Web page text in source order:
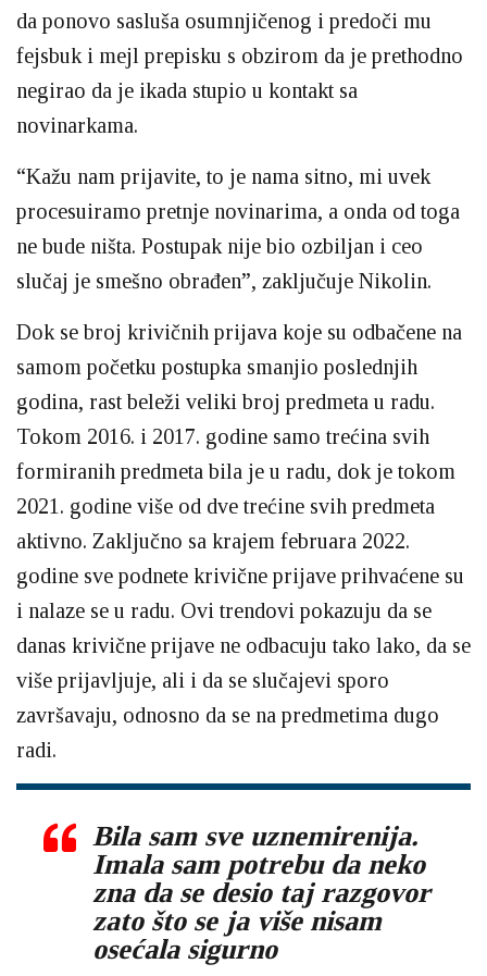
da ponovo sasluša osumnjičenog i predoči mu
fejsbuk i mejl prepisku s obzirom da je prethodno
negirao da je ikada stupio u kontakt sa
novinarkama.
“Kažu nam prijavite, to je nama sitno, mi uvek
procesuiramo pretnje novinarima, a onda od toga
ne bude ništa. Postupak nije bio ozbiljan i ceo
slučaj je smešno obrađen”, zaključuje Nikolin.
Dok se broj krivičnih prijava koje su odbačene na
samom početku postupka smanjio poslednjih
godina, rast beleži veliki broj predmeta u radu.
Tokom 2016. i 2017. godine samo trećina svih
formiranih predmeta bila je u radu, dok je tokom
2021. godine više od dve trećine svih predmeta
aktivno. Zaključno sa krajem februara 2022.
godine sve podnete krivične prijave prihvaćene su
i nalaze se u radu. Ovi trendovi pokazuju da se
danas krivične prijave ne odbacuju tako lako, da se
više prijavljuje, ali i da se slučajevi sporo
završavaju, odnosno da se na predmetima dugo
radi.
Bila sam sve uznemirenija.
Imala sam potrebu da neko
zna da se desio taj razgovor
zato što se ja više nisam
osećala sigurno